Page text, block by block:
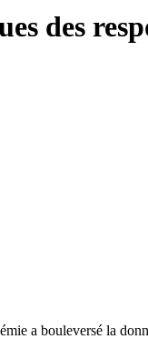
des
a bouleversé la